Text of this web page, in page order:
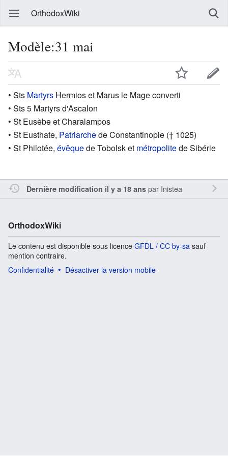
OrthodoxWiki
Modèle:31 mai
• Sts Martyrs Hermios et Marus le Mage converti
• Sts 5 Martyrs d'Ascalon
• St Eusèbe et Charalampos
• St Eusthate, Patriarchede Constantinople († 1025)
• St Philotée, évêquede Tobolsk et métropolitede Sibérie
Dernière modification il y a 18 anspar Inistea
OrthodoxWiki
Le contenu est disponible sous licence GFDL / CC by-sa sauf
mention contraire.
Confidentialité
Désactiver la version mobile